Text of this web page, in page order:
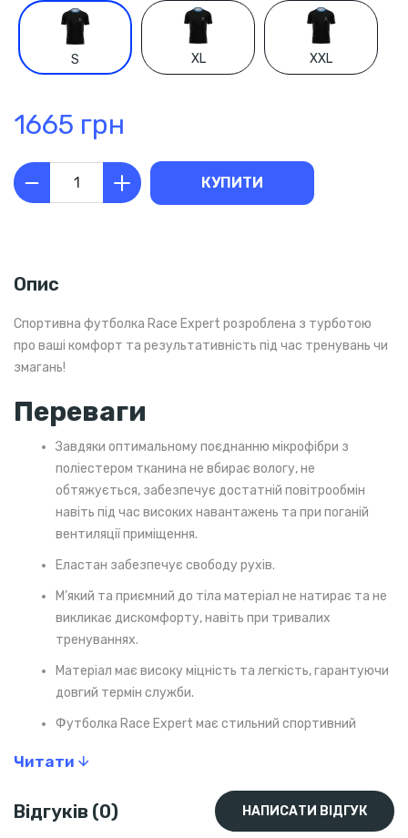
S XL XXL
1665 грн
КУПИТИ
Опис
Спортивна футболка Race Expert розроблена з турботою
про ваші комфорт та результативність під час тренувань чи
змагань!
Переваги
Завдяки оптимальному поєднанню мікрофібри з
поліестером тканина не вбирає вологу, не
обтяжується, забезпечує достатній повітрообмін
навіть під час високих навантажень та при поганій
вентиляції приміщення.
Еластан забезпечує свободу рухів.
М’який та приємний до тіла матеріал не натирає та не
викликає дискомфорту, навіть при тривалих
тренуваннях.
Матеріал має високу міцність та легкість, гарантуючи
довгий термін служби.
Футболка Race Expert має стильний спортивний
примножити мотивацію та енергійність на дистанції!
Така футболка підійде не тільки для спорту, але і для
повсякденного носіння. Переконайтесь самі — замовляйте
Читати
Відгуків (0) НАПИСАТИ ВІДГУК